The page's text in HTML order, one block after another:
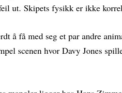
ut. Skipets fysikk er ikke
å få med seg et par andre
scenen hvor Davy Jones